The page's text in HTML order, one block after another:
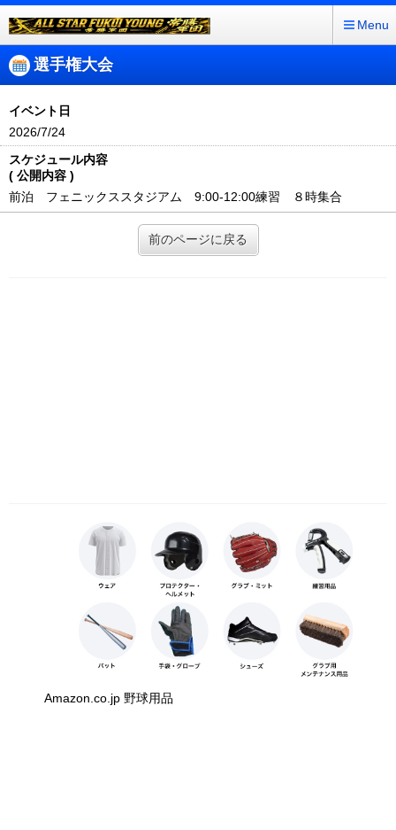
Menu
選手権大会
イベント日
2026/7/24
スケジュール内容
( 公開内容 )
前泊 フェニックススタジアム 9:00-12:00練習 ８時集合
前のページに戻る
Amazon.co.jp 野球用品